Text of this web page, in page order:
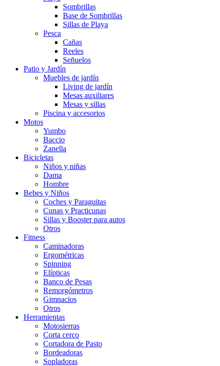
Sombrillas
Base de Sombrillas
Sillas de Playa
Pesca
Cañas
Reeles
Señuelos
Patio y Jardín
Muebles de jardín
Living de jardín
Mesas auxiliares
Mesas y sillas
Piscina y accesorios
Motos
Yumbo
Baccio
Zanella
Bicicletas
Niños y niñas
Dama
Hombre
Bebes y Niños
Coches y Paraguitas
Cunas y Practicunas
Sillas y Booster para autos
Otros
Fitness
Caminadoras
Ergométricas
Spinning
Elípticas
Banco de Pesas
Remorgómetros
Gimnacios
Otros
Herramientas
Motosierras
Corta cerco
Cortadora de Pasto
Bordeadoras
Sopladoras